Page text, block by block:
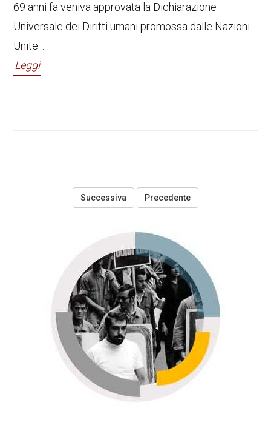
69 anni fa veniva approvata la Dichiarazione
Universale dei Diritti umani promossa dalle Nazioni
Unite. ...
Leggi
Precedente